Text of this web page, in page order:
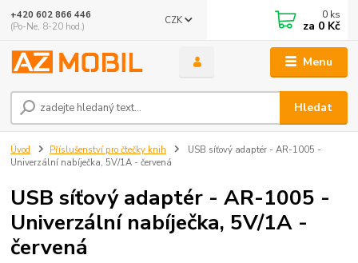
Menu
CZK
Hledat
+420 602 866 446
(Po-Ne, 8-20 hod.)
0 ks
za 0 Kč
Úvod Příslušenství pro čtečky knih
USB síťový adaptér - AR-1005 -
Univerzální nabíječka, 5V/1A - červená
USB síťový adaptér - AR-1005 -
Univerzální nabíječka, 5V/1A -
červená